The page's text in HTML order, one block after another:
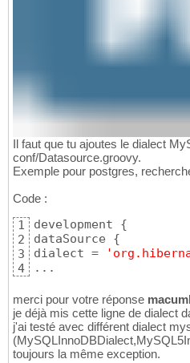
Il faut que tu ajoutes le dialect
conf/Datasource.groovy.
Exemple pour postgres,
Code :
1
2
3
4
development {
dataSource {
dialect =
...
merci pour votre réponse
je déjà mis cette ligne de dialect
j'ai testé avec différent dialect
toujours la même exception.